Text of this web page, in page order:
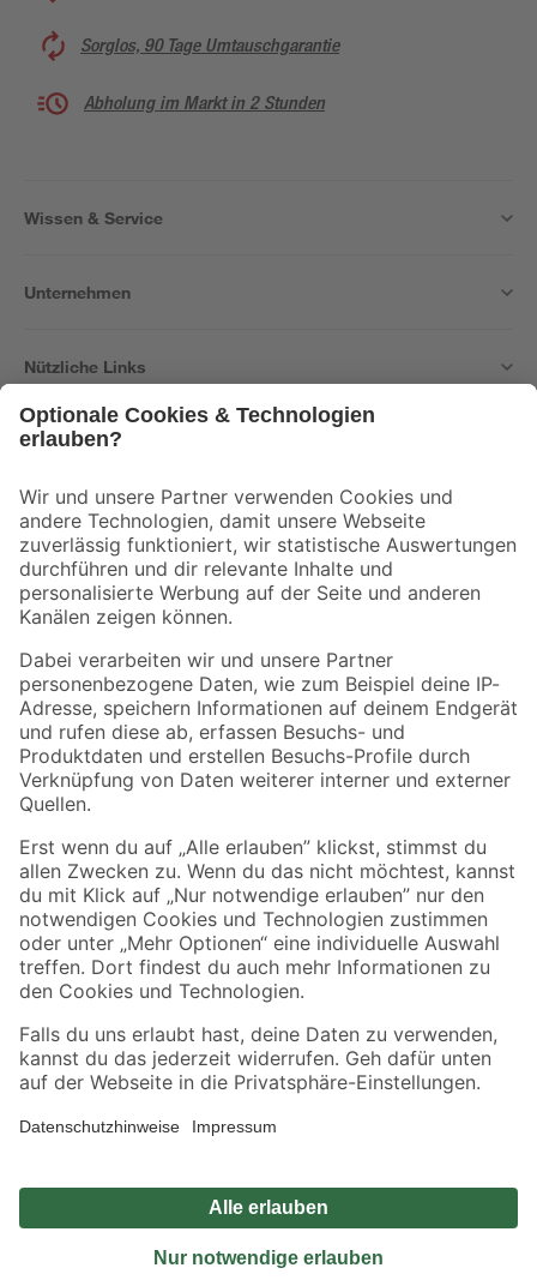
Sorglos, 90 Tage Umtauschgarantie
Abholung im Markt in 2 Stunden
Wissen & Service
Unternehmen
Nützliche Links
Der toom Newsletter: Keine Angebote und Aktionen mehr verpassen!
Zur Newsletter Anmeldung
Folge uns
Zahlungsarten Versandarten
Sicher einkaufen
Jetzt die toom-App herunterladen
Alle Preisangaben in EUR inkl. gesetzl. MwSt.. Die dargestellten Angebote sind unter
Umständen nicht in allen Märkten verfügbar. Die angegebenen Verfügbarkeiten beziehen
Produkte nur solange der Vorrat reicht.
*Paketversand ab 59 € versandkostenfrei, gilt nicht für Artikel mit Speditionsversand, hier
Privatsphäre Impressum
Nutzungsbedingungen
Widerrufsrecht
Vertrag widerrufen